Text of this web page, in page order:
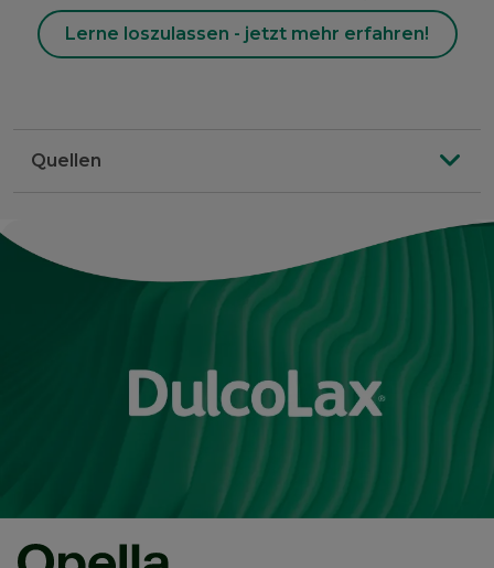
Lerne loszulassen - jetzt mehr erfahren!
Quellen